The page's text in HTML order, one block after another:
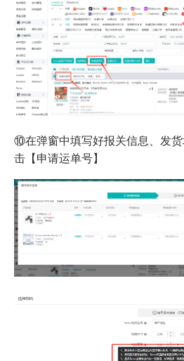
⑩在弹窗中填写好报关信息、发
击【申请运单号】